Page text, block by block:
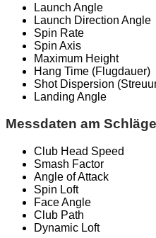
Launch Angle
Launch Direction Angle
Spin Rate
Spin Axis
Maximum Height
Hang Time (Flugdauer)
Shot Dispersion
Landing Angle
Messdaten am
Club Head Speed
Smash Factor
Angle of Attack
Spin Loft
Face Angle
Club Path
Dynamic Loft